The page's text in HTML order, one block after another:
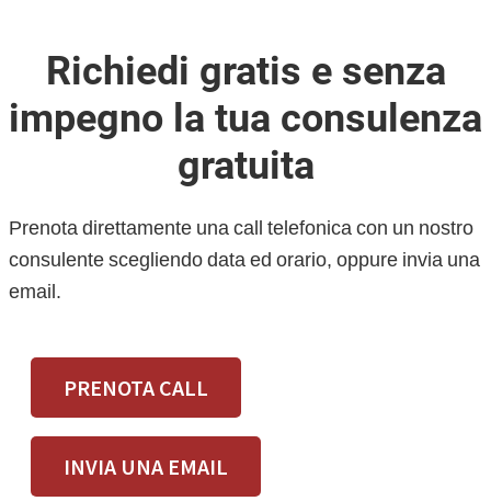
Richiedi gratis e senza
impegno la tua consulenza
gratuita
Prenota direttamente una call telefonica con un nostro
consulente scegliendo data ed orario, oppure invia una
email.
PRENOTA CALL
INVIA UNA EMAIL